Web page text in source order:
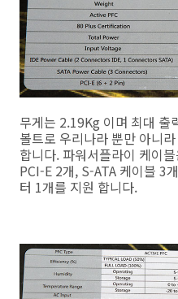
무게는 2.19Kg 이며 최대 출
볼트로 우리나라 뿐만 아니
합니다. 파워서플라이 케이
PCI-E 2개, S-ATA 케이블 3
터 1개를 지원 합니다.